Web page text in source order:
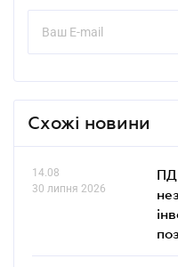
Схожі новини
14.08
30 липня 2026